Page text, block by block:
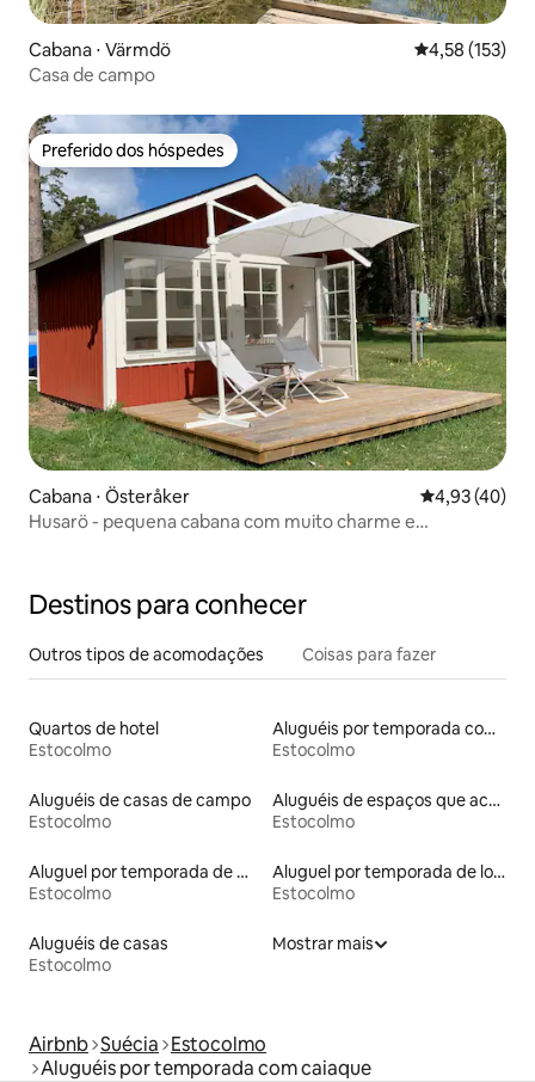
Cabana ⋅ Värmdö 4,58 de uma
4,58 (153)
Casa de campo
Preferido dos hóspedes
Preferido dos hóspedes
Cabana ⋅ Österåker 4,93 de uma
4,93 (40)
Husarö - pequena cabana com muito charme e
Destinos para conhecer
Outros tipos de acomodações Coisas para fazer
Quartos de hotel
Estocolmo
Aluguéis por temporada com suítes privativas
Estocolmo
Aluguéis de casas de campo
Estocolmo
Aluguéis de espaços que aceitam animais de estimação
Estocolmo
Aluguel por temporada de microcasas
Estocolmo
Aluguel por temporada de lofts
Estocolmo
Aluguéis de casas
Estocolmo
Mostrar mais
Airbnb Suécia Estocolmo
Aluguéis por temporada com caiaque